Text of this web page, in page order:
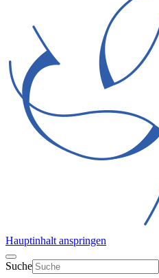
Hauptinhalt anspringen
Suche